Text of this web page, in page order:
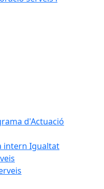
d'Actuació
intern Igualtat